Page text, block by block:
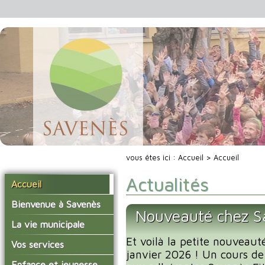
Accueil
Bienvenue à Savenès
Situer Savenès
Savenès en chiffre
L'histoire du village
La vie municipale
Vos élus
Les compte-rendus du
Vos services
La mairie
vous êtes ici : Accueil > Accueil
Actualités
Nouveauté chez
Et voilà la petite
janvier 2026 ! Un cours